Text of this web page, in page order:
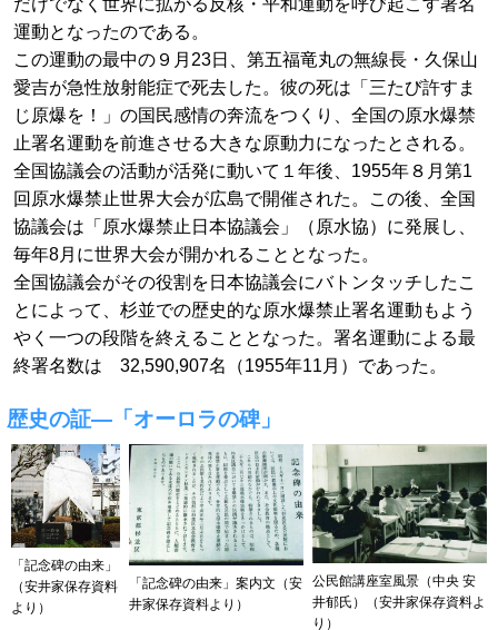
だけでなく世界に拡がる反核・平和運動を呼び起こす署名
運動となったのである。
この運動の最中の９月23日、第五福竜丸の無線長・久保山
愛吉が急性放射能症で死去した。彼の死は「三たび許すま
じ原爆を！」の国民感情の奔流をつくり、全国の原水爆禁
止署名運動を前進させる大きな原動力になったとされる。
全国協議会の活動が活発に動いて１年後、1955年８月第1
回原水爆禁止世界大会が広島で開催された。この後、全国
協議会は「原水爆禁止日本協議会」（原水協）に発展し、
毎年8月に世界大会が開かれることとなった。
全国協議会がその役割を日本協議会にバトンタッチしたこ
とによって、杉並での歴史的な原水爆禁止署名運動もよう
やく一つの段階を終えることとなった。署名運動による最
終署名数は 32,590,907名（1955年11月）であった。
歴史の証―「オーロラの碑」
「記念碑の由来」
（安井家保存資料
より）
「記念碑の由来」案内文（安
井家保存資料より）
公民館講座室風景（中央 安
井郁氏）（安井家保存資料よ
り）